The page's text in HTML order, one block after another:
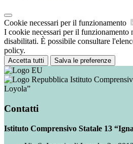
Cookie necessari per il funzionamento
I cookie necessari per il funzionamento
disabilitati. È possibile consultare
policy.
Accetta tutti Salva le preferenze
Istituto
Loyola”
Contatti
Istituto Comprensivo Statale 13